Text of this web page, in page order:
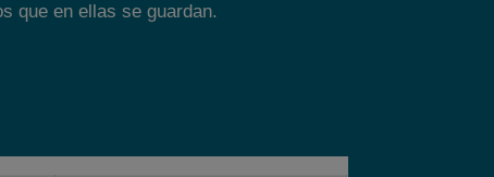
que en ellas se guardan.